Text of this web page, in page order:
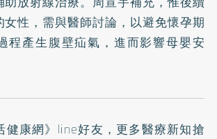
性，需與醫師討論，以避免懷孕期
程產生腹壁疝氣，進而影響母嬰安
健康網》line好友 ，更多醫療新知搶